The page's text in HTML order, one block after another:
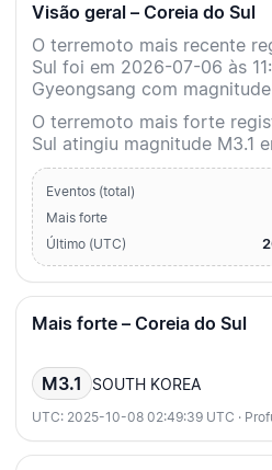
Visão geral – Coreia do Sul
O terremoto mais recente
Sul foi em 2026-07-06 às
Gyeongsang com magnitude
O terremoto mais forte
Sul atingiu magnitude M3.1
Eventos (total)
Mais forte
Último (UTC)
Mais forte – Coreia do Sul
M3.1 SOUTH KOREA
UTC: 2025-10-08 02:49:39 UTC ·